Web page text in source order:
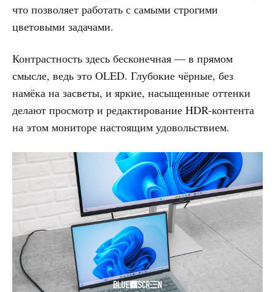
что позволяет работать с самыми строгими
цветовыми задачами.
Контрастность здесь бесконечная — в прямом
смысле, ведь это OLED. Глубокие чёрные, без
намёка на засветы, и яркие, насыщенные оттенки
делают просмотр и редактирование HDR-контента
на этом мониторе настоящим удовольствием.